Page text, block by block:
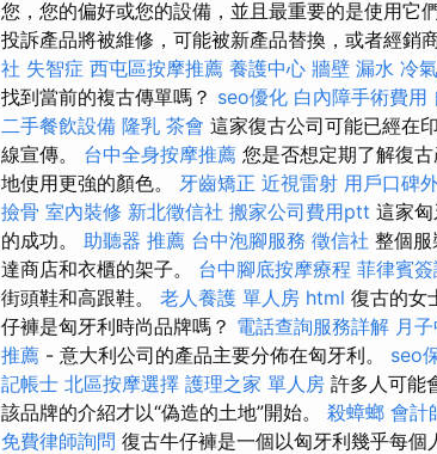
您，您的偏好或您的設備，並且最重要的是使用它
投訴產品將被維修，可能被新產品替換，或者經銷
社 失智症 西屯區按摩推薦 養護中心 牆壁 漏水 冷
找到當前的複古傳單嗎？ seo優化 白內障手術費用
二手餐飲設備 隆乳 茶會 這家復古公司可能已經在
線宣傳。 台中全身按摩推薦 您是否想定期了解復
地使用更強的顏色。 牙齒矯正 近視雷射 用戶口碑
撿骨 室內裝修 新北徵信社 搬家公司費用ptt 這家
的成功。 助聽器 推薦 台中泡腳服務 徵信社 整個
達商店和衣櫃的架子。 台中腳底按摩療程 菲律賓簽
街頭鞋和高跟鞋。 老人養護 單人房 html 復古的女
仔褲是匈牙利時尚品牌嗎？ 電話查詢服務詳解 月
推薦 - 意大利公司的產品主要分佈在匈牙利。 seo
記帳士 北區按摩選擇 護理之家 單人房 許多人可能
該品牌的介紹才以“偽造的土地”開始。 殺蟑螂 會計
免費律師詢問 復古牛仔褲是一個以匈牙利幾乎每個